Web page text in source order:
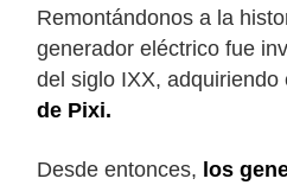
Remontándonos a la
generador eléctrico fue
del siglo IXX, adquiriendo
de Pixi.
Desde entonces, los